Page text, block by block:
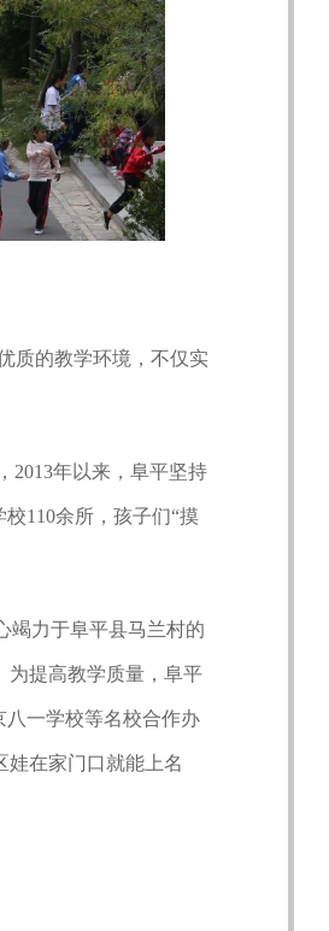
质的教学环境，不仅实
年以来，阜平坚持
110余所，孩子们“摸
力于阜平县马兰村的
为提高教学质量，阜平
八一学校等名校合作办
娃在家门口就能上名